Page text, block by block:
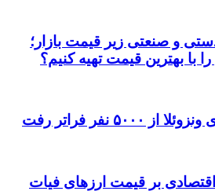
و صنعتی زیر قیمت بازار؛
با بهترین قیمت تهیه کنیم؟
نفر فراتر رفت
اقتصادی بر قیمت ارزهای فیات